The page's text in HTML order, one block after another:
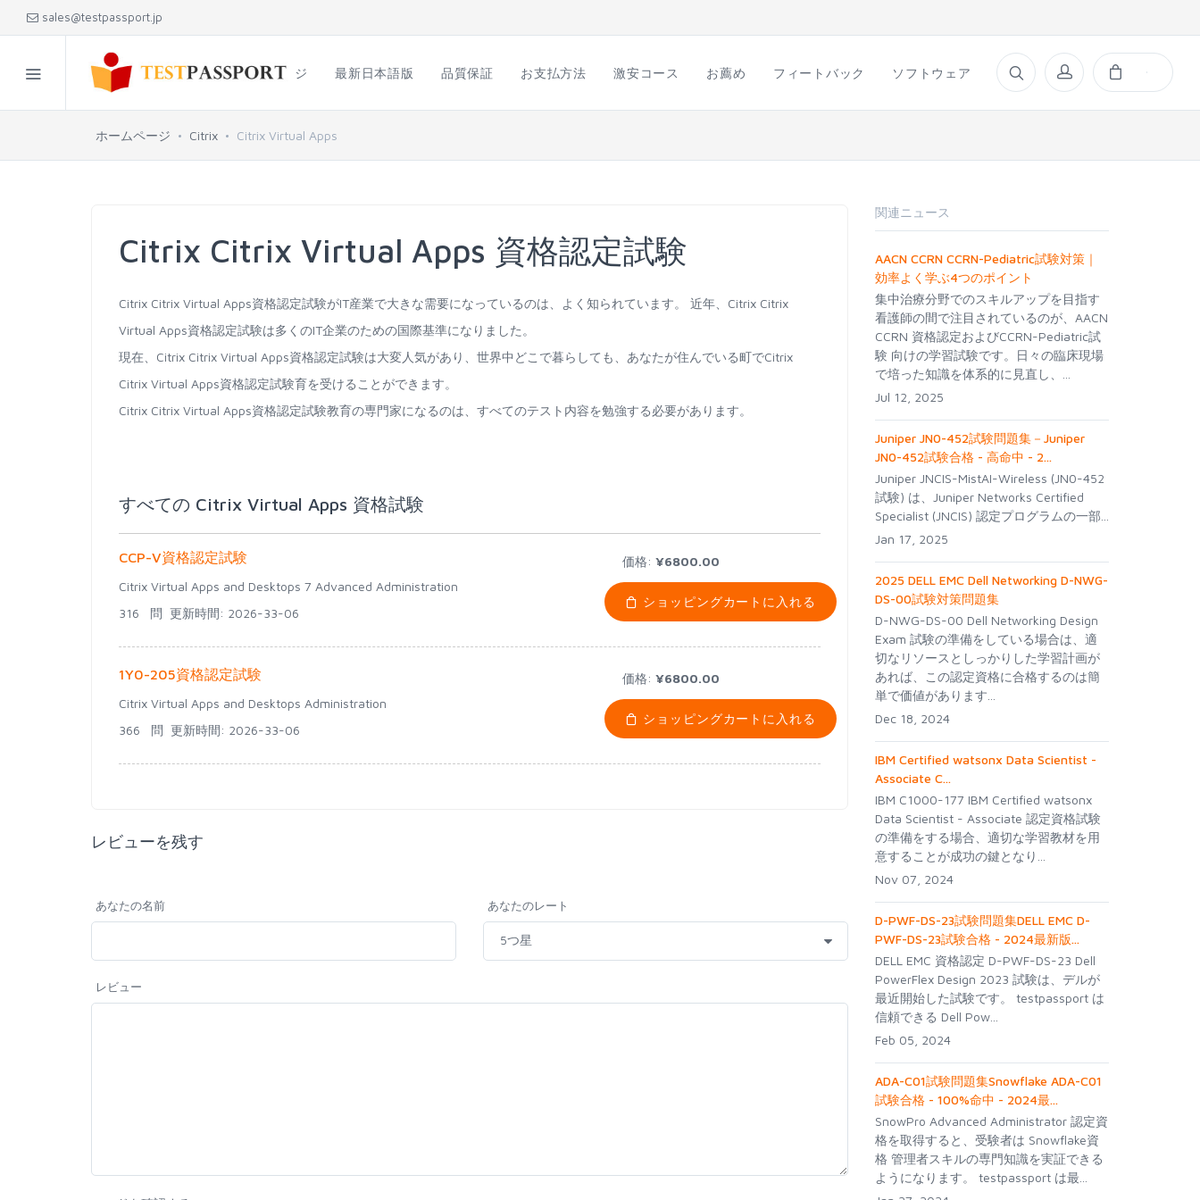
sales@testpassport.jp
ホームページ 最新日本語版 品質保証 お支払方法 激安コース お薦め フィートバック ソフトウェア
ホームページ Citrix Citrix Virtual Apps
Citrix Citrix Virtual Apps 資格認定試験
Citrix Citrix Virtual Apps資格認定試験がIT産業で大きな需要になっているのは、よく知られています。 近年、Citrix Citrix
Virtual Apps資格認定試験は多くのIT企業のための国際基準になりました。
現在、Citrix Citrix Virtual Apps資格認定試験は大変人気があり、世界中どこで暮らしても、あなたが住んでいる町でCitrix
Citrix Virtual Apps資格認定試験育を受けることができます。
Citrix Citrix Virtual Apps資格認定試験教育の専門家になるのは、すべてのテスト内容を勉強する必要があります。
すべての Citrix Virtual Apps 資格試験
CCP-V資格認定試験
Citrix Virtual Apps and Desktops 7 Advanced Administration
316 問 更新時間: 2026-33-06
価格: ¥6800.00
ショッピングカートに入れる
1Y0-205資格認定試験
Citrix Virtual Apps and Desktops Administration
366 問 更新時間: 2026-33-06
価格: ¥6800.00
ショッピングカートに入れる
レビューを残す
あなたの名前 あなたのレート
レビュー
関連ニュース
AACN CCRN CCRN-Pediatric試験対策｜
効率よく学ぶ4つのポイント
集中治療分野でのスキルアップを目指す
看護師の間で注目されているのが、AACN
CCRN 資格認定およびCCRN-Pediatric試
験 向けの学習試験です。日々の臨床現場
で培った知識を体系的に見直し、...
Jul 12, 2025
Juniper JN0-452試験問題集－Juniper
JN0-452試験合格 - 高命中 - 2...
Juniper JNCIS-MistAI-Wireless (JN0-452
試験) は、Juniper Networks Certified
Specialist (JNCIS) 認定プログラムの一部...
Jan 17, 2025
2025 DELL EMC Dell Networking D-NWG-
DS-00試験対策問題集
D-NWG-DS-00 Dell Networking Design
Exam 試験の準備をしている場合は、適
切なリソースとしっかりした学習計画が
あれば、この認定資格に合格するのは簡
単で価値があります...
Dec 18, 2024
IBM Certified watsonx Data Scientist -
Associate C...
IBM C1000-177 IBM Certified watsonx
Data Scientist - Associate 認定資格試験
の準備をする場合、適切な学習教材を用
意することが成功の鍵となり...
Nov 07, 2024
D-PWF-DS-23試験問題集DELL EMC D-
PWF-DS-23試験合格 - 2024最新版...
DELL EMC 資格認定 D-PWF-DS-23 Dell
PowerFlex Design 2023 試験は、デルが
最近開始した試験です。 testpassport は
信頼できる Dell Pow...
Feb 05, 2024
ADA-C01試験問題集Snowflake ADA-C01
試験合格 - 100%命中 - 2024最...
SnowPro Advanced Administrator 認定資
格を取得すると、受験者は Snowflake資
格 管理者スキルの専門知識を実証できる
ようになります。 testpassport は最...